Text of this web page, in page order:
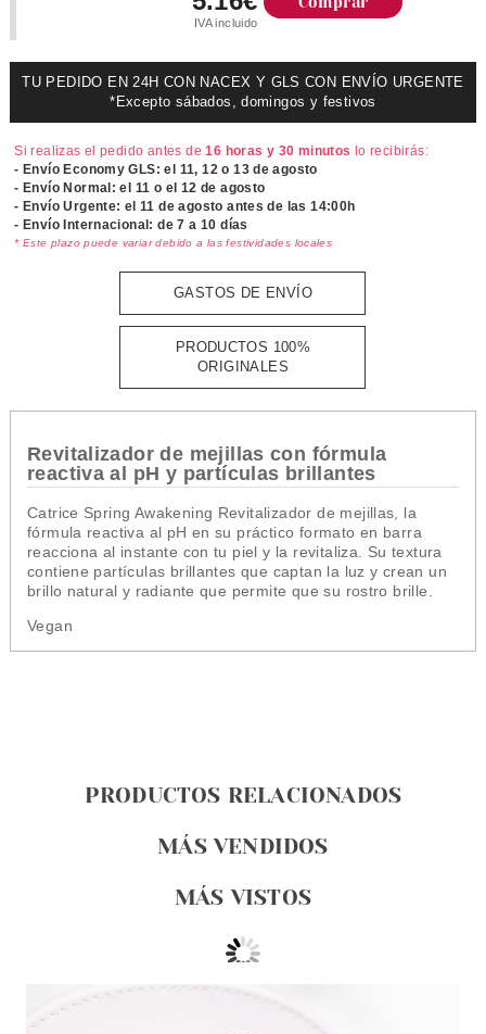
IVA incluido
TU PEDIDO EN 24H CON NACEX Y GLS CON ENVÍO URGENTE
*Excepto sábados, domingos y festivos
Si realizas el pedido antes de16 horas y 30 minutos lo recibirás:
- Envío Economy GLS: el 11, 12 o 13 de agosto
- Envío Normal: el 11 o el 12 de agosto
- Envío Urgente: el11 de agosto antes de las 14:00h
- Envío Internacional: de 7 a 10 días
* Este plazo puede variar debido a las festividades locales
GASTOS DE ENVÍO
PRODUCTOS 100%
ORIGINALES
Revitalizador de mejillas con fórmula
reactiva al pH y partículas brillantes
Catrice Spring Awakening Revitalizador de mejillas, la
fórmula reactiva al pH en su práctico formato en barra
reacciona al instante con tu piel y la revitaliza. Su textura
contiene partículas brillantes que captan la luz y crean un
brillo natural y radiante que permite que su rostro brille.
Vegan
PRODUCTOS RELACIONADOS
MÁS VENDIDOS
MÁS VISTOS